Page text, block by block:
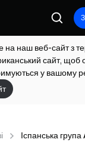
на наш веб-сайт з
сайт, щоб
у вашому
Іспанська